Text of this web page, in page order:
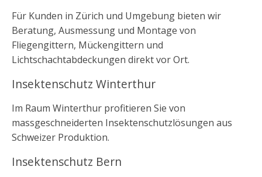
Für Kunden in Zürich und Umgebung bieten wir
Beratung, Ausmessung und Montage von
Fliegengittern, Mückengittern und
Lichtschachtabdeckungen direkt vor Ort.
Insektenschutz Winterthur
Im Raum Winterthur profitieren Sie von
massgeschneiderten Insektenschutzlösungen aus
Schweizer Produktion.
Insektenschutz Bern